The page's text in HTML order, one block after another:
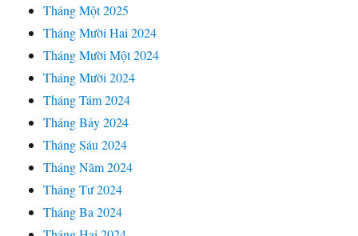
Tháng Một 2025
Tháng Mười Hai 2024
Tháng Mười Một 2024
Tháng Mười 2024
Tháng Tám 2024
Tháng Bảy 2024
Tháng Sáu 2024
Tháng Năm 2024
Tháng Tư 2024
Tháng Ba 2024